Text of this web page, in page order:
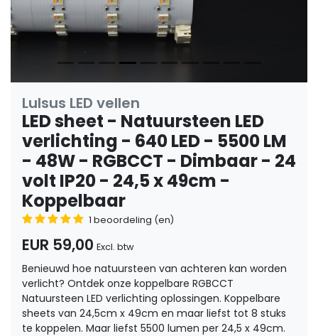
Lulsus LED vellen
LED sheet - Natuursteen LED
verlichting - 640 LED - 5500 LM
- 48W - RGBCCT - Dimbaar - 24
volt IP20 - 24,5 x 49cm -
Koppelbaar
1 beoordeling (en)
EUR 59,00 Excl. btw
Benieuwd hoe natuursteen van achteren kan worden
verlicht? Ontdek onze koppelbare RGBCCT
Natuursteen LED verlichting oplossingen. Koppelbare
sheets van 24,5cm x 49cm en maar liefst tot 8 stuks
te koppelen. Maar liefst 5500 lumen per 24,5 x 49cm.